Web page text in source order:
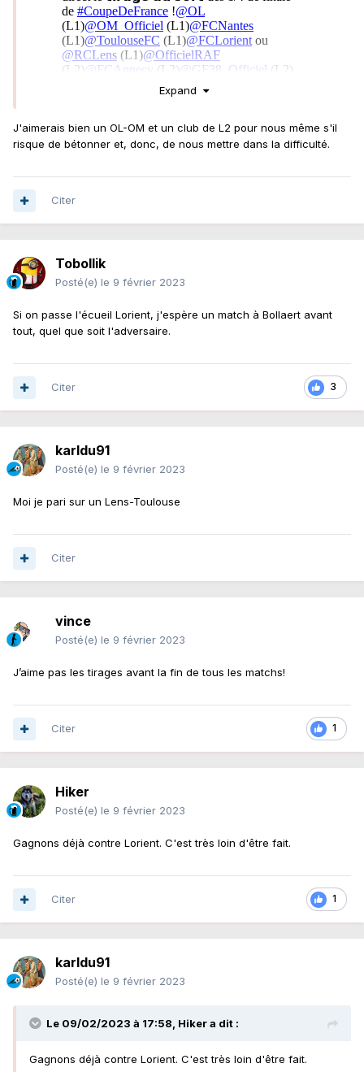
Les deux pires tirages, l'OM et L'OL à l'extérieur. Nantes, à
l'extérieur, ça m'enchante pas des masses, non plus.
quarts, c'est un bon tirage.
Expand
J'aimerais bien un OL-OM et un club de L2 pour nous même s'il
risque de bétonner et, donc, de nous mettre dans la difficulté.
Citer
Tobollik
Posté(e) le 9 février 2023
Si on passe l'écueil Lorient, j'espère un match à Bollaert avant
tout, quel que soit l'adversaire.
3
Citer
karldu91
Posté(e) le 9 février 2023
Moi je pari sur un Lens-Toulouse
Citer
vince
Posté(e) le 9 février 2023
J’aime pas les tirages avant la fin de tous les matchs!
1
Citer
Hiker
Posté(e) le 9 février 2023
Gagnons déjà contre Lorient. C'est très loin d'être fait.
1
Citer
karldu91
Posté(e) le 9 février 2023
Le 09/02/2023 à 17:58, Hikera dit :
Gagnons déjà contre Lorient. C'est très loin d'être fait.